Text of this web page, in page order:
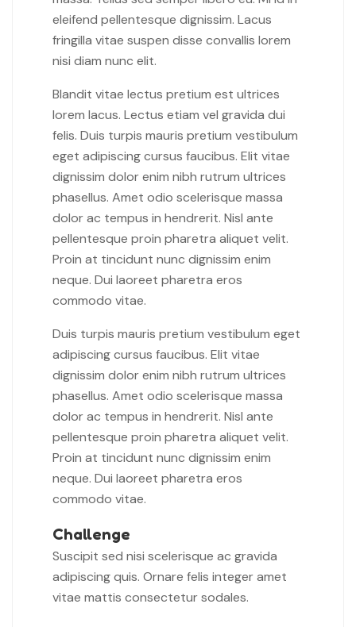
eleifend pellentesque dignissim. Lacus
fringilla vitae suspen disse convallis lorem
nisi diam nunc elit.
Blandit vitae lectus pretium est ultrices
lorem lacus. Lectus etiam vel gravida dui
felis. Duis turpis mauris pretium vestibulum
eget adipiscing cursus faucibus. Elit vitae
dignissim dolor enim nibh rutrum ultrices
phasellus. Amet odio scelerisque massa
dolor ac tempus in hendrerit. Nisl ante
pellentesque proin pharetra aliquet velit.
Proin at tincidunt nunc dignissim enim
neque. Dui laoreet pharetra eros
commodo vitae.
Duis turpis mauris pretium vestibulum eget
adipiscing cursus faucibus. Elit vitae
dignissim dolor enim nibh rutrum ultrices
phasellus. Amet odio scelerisque massa
dolor ac tempus in hendrerit. Nisl ante
pellentesque proin pharetra aliquet velit.
Proin at tincidunt nunc dignissim enim
neque. Dui laoreet pharetra eros
commodo vitae.
Challenge
Suscipit sed nisi scelerisque ac gravida
adipiscing quis. Ornare felis integer amet
vitae mattis consectetur sodales.